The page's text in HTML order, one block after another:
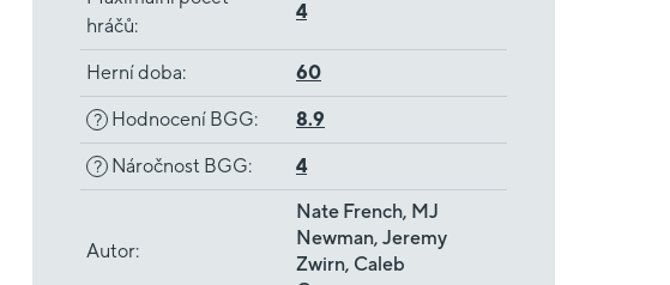
hráčů:
4
Herní doba: 60
? Hodnocení BGG: 8.9
? Náročnost BGG: 4
Autor:
Nate French, MJ
Newman, Jeremy
Zwirn, Caleb